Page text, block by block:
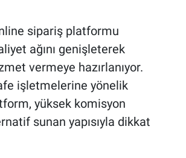
sipariş platformu
ağını genişleterek
vermeye hazırlanıyor.
işletmelerine yönelik
yüksek komisyon
sunan yapısıyla dikkat